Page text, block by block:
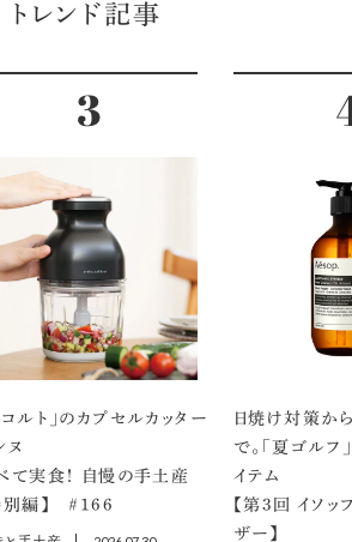
トレンド記事
コルト」のカプセルカッター
ヌ
て実食！ 自慢の手土産
別編】 ＃166
日焼け対策か
で。「夏ゴルフ
イテム
【第3回 イソッ
ザー】